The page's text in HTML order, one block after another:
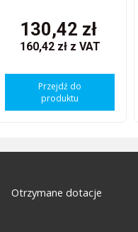
130,42 zł
160,42 zł z VAT
Przejdź do
produktu
Otrzymane dotacje